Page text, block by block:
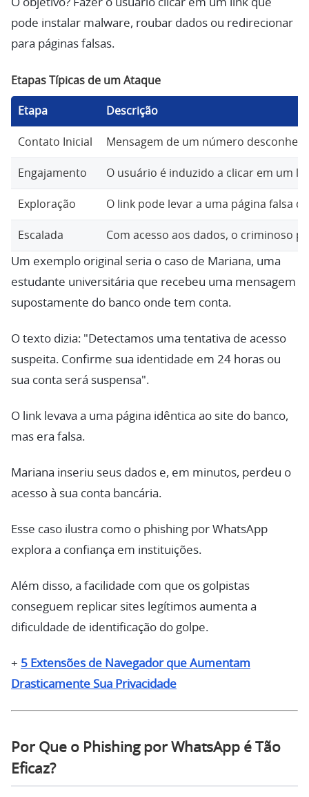
O objetivo? Fazer o usuário clicar em um link que
pode instalar malware, roubar dados ou redirecionar
para páginas falsas.
Etapas Típicas de um Ataque
Etapa Descrição
Contato Inicial Mensagem de um número
Engajamento O usuário é induzido a clicar em um
Exploração O link pode levar a uma página falsa
Escalada Com acesso aos dados, o criminoso
Um exemplo original seria o caso de Mariana, uma
estudante universitária que recebeu uma mensagem
supostamente do banco onde tem conta.
O texto dizia: "Detectamos uma tentativa de acesso
suspeita. Confirme sua identidade em 24 horas ou
sua conta será suspensa".
O link levava a uma página idêntica ao site do banco,
mas era falsa.
Mariana inseriu seus dados e, em minutos, perdeu o
acesso à sua conta bancária.
Esse caso ilustra como o phishing por WhatsApp
explora a confiança em instituições.
Além disso, a facilidade com que os golpistas
conseguem replicar sites legítimos aumenta a
dificuldade de identificação do golpe.
+ 5 Extensões de Navegador que Aumentam
Drasticamente Sua Privacidade
Por Que o Phishing por WhatsApp é Tão
Eficaz?